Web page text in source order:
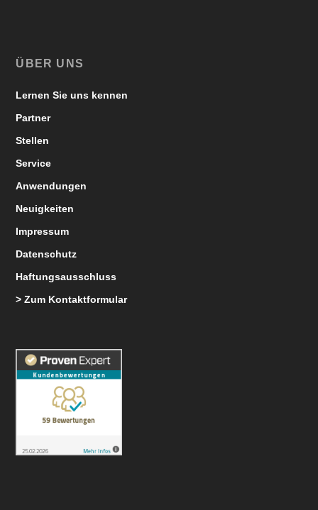
ÜBER UNS
Lernen Sie uns kennen
Partner
Stellen
Service
Anwendungen
Neuigkeiten
Impressum
Datenschutz
Haftungsausschluss
> Zum Kontaktformular